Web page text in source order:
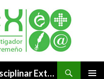
Grupo Investigador Multidisciplinar Extremeño